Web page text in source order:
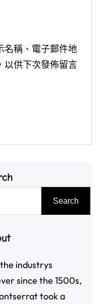
名稱、電子郵件地
以供下次發佈留言
Search
industrys
since the 1500s,
took a